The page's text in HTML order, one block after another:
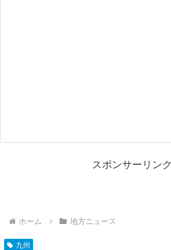
スポンサーリンク
ホーム 地方ニュース
九州